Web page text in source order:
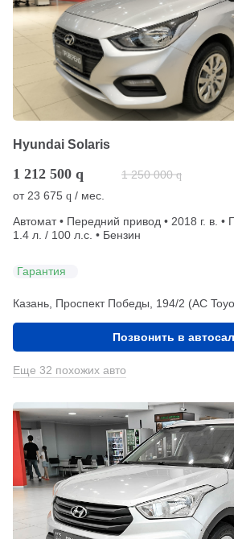
Hyundai Solaris
1 212 500 q 1 250 000 q
от 23 675 q / мес.
Автомат • Передний привод • 2018 г. в. •
1.4 л. / 100 л.с. • Бензин
Гарантия
Казань, Проспект Победы, 194/2 (АС
Позвонить в
Еще 32 похожих авто